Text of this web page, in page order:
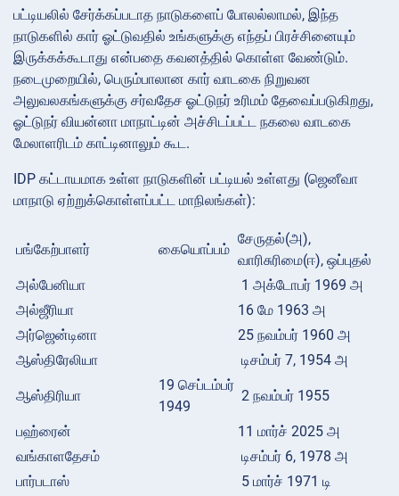
பட்டியலில் சேர்க்கப்படாத நாடுகளைப் போலல்லாமல், இந்த
நாடுகளில் கார் ஓட்டுவதில் உங்களுக்கு எந்தப் பிரச்சினையும்
இருக்கக்கூடாது என்பதை கவனத்தில் கொள்ள வேண்டும்.
நடைமுறையில், பெரும்பாலான கார் வாடகை நிறுவன
அலுவலகங்களுக்கு சர்வதேச ஓட்டுநர் உரிமம் தேவைப்படுகிறது,
ஓட்டுநர் வியன்னா மாநாட்டின் அச்சிடப்பட்ட நகலை வாடகை
மேலாளரிடம் காட்டினாலும் கூட.
IDP கட்டாயமாக உள்ள நாடுகளின் பட்டியல் உள்ளது (ஜெனீவா
மாநாடு ஏற்றுக்கொள்ளப்பட்ட மாநிலங்கள்):
பங்கேற்பாளர் கையொப்பம்
சேருதல்(அ),
வாரிசுரிமை(ஈ), ஒப்புதல்
அல்பேனியா
1 அக்டோபர் 1969 அ
அல்ஜீரியா
16 மே 1963 அ
அர்ஜென்டினா
25 நவம்பர் 1960 அ
ஆஸ்திரேலியா
டிசம்பர் 7, 1954 அ
ஆஸ்திரியா
19 செப்டம்பர்
1949
2 நவம்பர் 1955
பஹ்ரைன்
11 மார்ச் 2025 அ
வங்காளதேசம்
டிசம்பர் 6, 1978 அ
பார்படாஸ்
5 மார்ச் 1971 டி